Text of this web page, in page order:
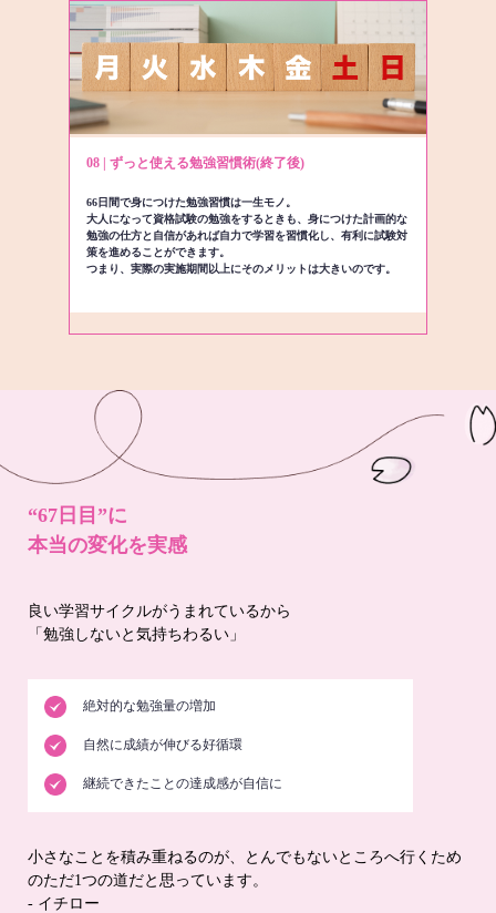
08 | ずっと使える勉強習慣術(終了後)
66日間で身につけた勉強習慣は一生モノ。
大人になって資格試験の勉強をするときも、身につけた計画的な
勉強の仕方と自信があれば自力で学習を習慣化し、有利に試験対
策を進めることができます。
つまり、実際の実施期間以上にそのメリットは大きいのです。
“67日目”に
本当の変化を実感
良い学習サイクルがうまれているから
「勉強しないと気持ちわるい」
絶対的な勉強量の増加
自然に成績が伸びる好循環
継続できたことの達成感が自信に
小さなことを積み重ねるのが、とんでもないところへ行くため
のただ1つの道だと思っています。
- イチロー